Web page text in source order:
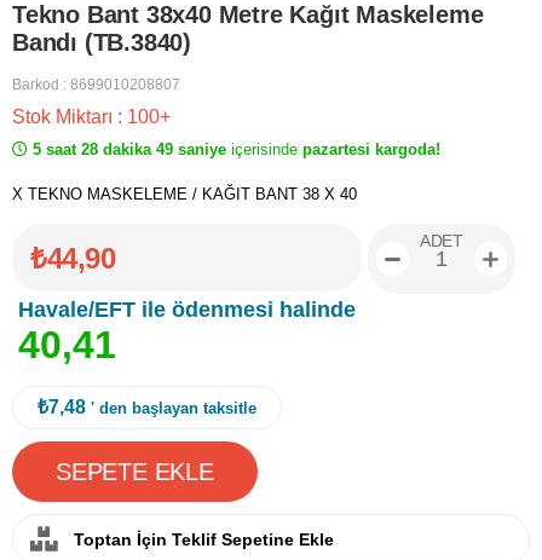
Tekno Bant 38x40 Metre Kağıt Maskeleme
Bandı (TB.3840)
Barkod : 8699010208807
Stok Miktarı : 100+
5 saat 28 dakika 49 saniye içerisinde pazartesi kargoda!
X TEKNO MASKELEME / KAĞIT BANT 38 X 40
₺44,90
Havale/EFT ile ödenmesi halinde
40,41
ADET
₺7,48 ' den başlayan taksitle
Toptan İçin Teklif Sepetine Ekle